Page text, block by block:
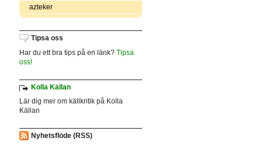
azteker
Tipsa oss
Har du ett bra tips på en länk? Tipsa
oss!
Kolla Källan
Lär dig mer om källkritik på Kolla
Källan
Nyhetsflöde (RSS)